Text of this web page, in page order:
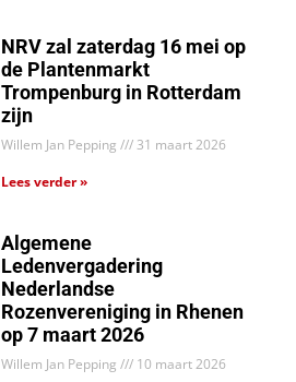
NRV zal zaterdag 16 mei op
de Plantenmarkt
Trompenburg in Rotterdam
zijn
Willem Jan Pepping
31 maart 2026
Lees verder »
Algemene
Ledenvergadering
Nederlandse
Rozenvereniging in Rhenen
op 7 maart 2026
Willem Jan Pepping
10 maart 2026